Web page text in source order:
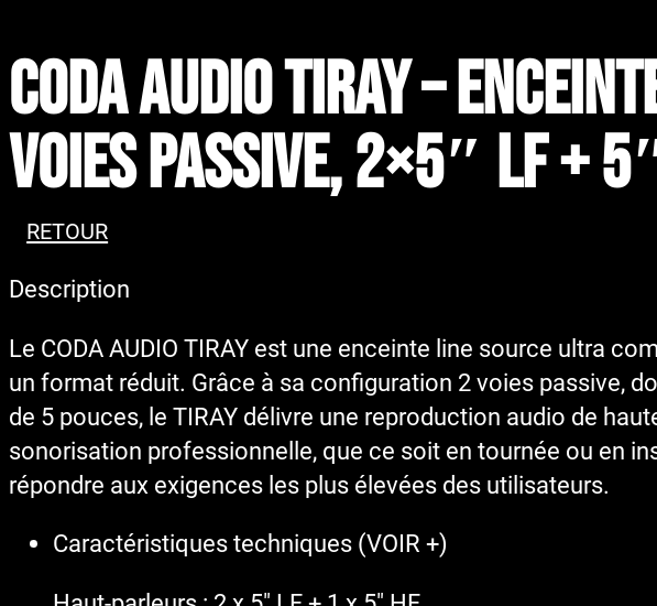
CODA AUDIO TIRAY –
voies passive, 2×5″ LF +
RETOUR
Description
Le CODA AUDIO TIRAY est une enceinte line source ultra
un format réduit. Grâce à sa configuration 2 voies passive,
de 5 pouces, le TIRAY délivre une reproduction audio de
sonorisation professionnelle, que ce soit en tournée ou en
répondre aux exigences les plus élevées des utilisateurs.
Caractéristiques techniques (VOIR +)